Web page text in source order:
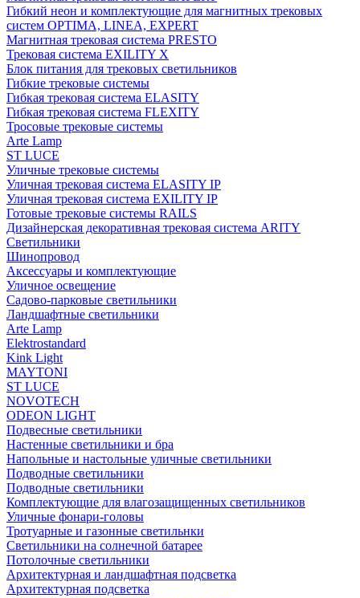
Гибкий неон и комплектующие для магнитных трековых
систем OPTIMA, LINEA, EXPERT
Магнитная трековая система PRESTO
Трековая система EXILITY X
Блок питания для трековых светильников
Гибкие трековые системы
Гибкая трековая система ELASITY
Гибкая трековая система FLEXITY
Тросовые трековые системы
Arte Lamp
ST LUCE
Уличные трековые системы
Уличная трековая система ELASITY IP
Уличная трековая система EXILITY IP
Готовые трековые системы RAILS
Дизайнерская декоративная трековая система ARITY
Светильники
Шинопровод
Аксессуары и комплектующие
Уличное освещение
Садово-парковые светильники
Ландшафтные светильники
Arte Lamp
Elektrostandard
Kink Light
MAYTONI
ST LUCE
NOVOTECH
ODEON LIGHT
Подвесные светильники
Настенные светильники и бра
Напольные и настольные уличные светильники
Подводные светильники
Подводные светильники
Комплектующие для влагозащищенных светильников
Уличные фонари-головы
Тротуарные и газонные светильнки
Светильники на солнечной батарее
Потолочные светильники
Архитектурная и ландшафтная подсветка
Архитектурная подсветка